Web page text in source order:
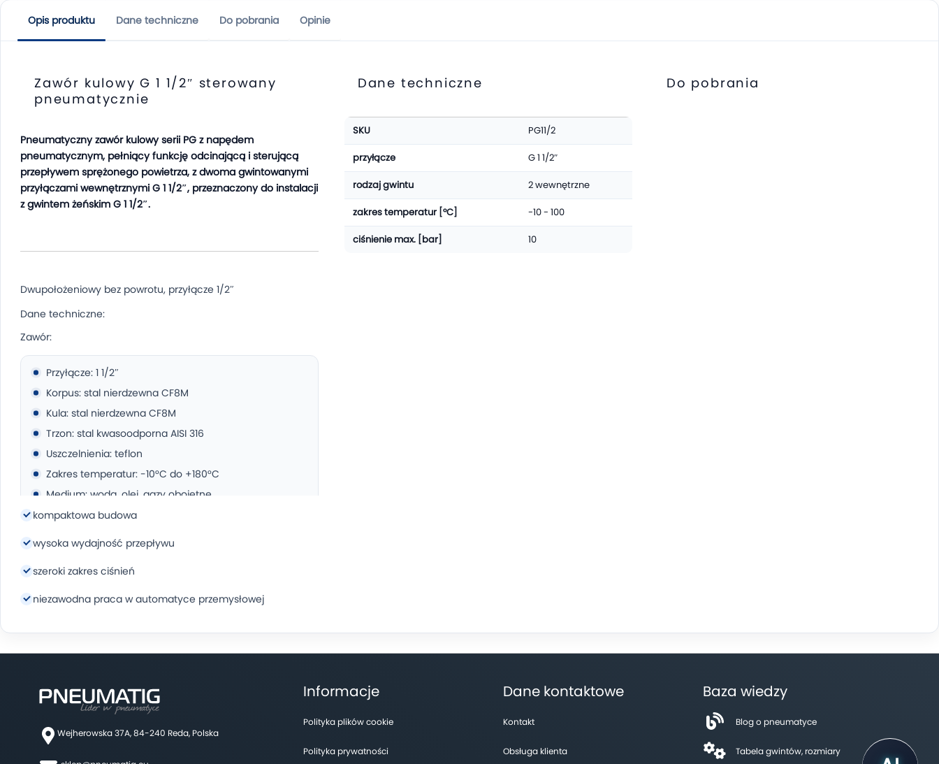
Opis produktu Dane techniczne Do pobrania Opinie
Zawór kulowy G 1 1/2″ sterowany
pneumatycznie
Pneumatyczny zawór kulowy serii PG z napędem
pneumatycznym, pełniący funkcję odcinającą i sterującą
przepływem sprężonego powietrza, z dwoma gwintowanymi
przyłączami wewnętrznymi G 1 1/2″, przeznaczony do instalacji
z gwintem żeńskim G 1 1/2″.
Dwupołożeniowy bez powrotu, przyłącze 1/2″
Dane techniczne:
Zawór:
Przyłącze: 1 1/2″
Korpus: stal nierdzewna CF8M
Kula: stal nierdzewna CF8M
Trzon: stal kwasoodporna AISI 316
Uszczelnienia: teflon
Zakres temperatur: -10°C do +180°C
Medium: woda, olej, gazy obojętne
Korpus: aluminium anodyzowane
Drążek: stal węglowa niklowana
Uszczelnienia: NBR
Ciśnienie max: 10 bar
Kąt roboczy: 90° (regulacja ±5°)
Sterowanie: porty gwintowane, możliwość
zastosowania zaworu NAMUR
kompaktowa budowa
wysoka wydajność przepływu
szeroki zakres ciśnień
niezawodna praca w automatyce przemysłowej
Dane techniczne
Więcej
informacji
SKU PG11/2
przyłącze G 1 1/2″
rodzaj gwintu 2 wewnętrzne
zakres temperatur [°C] -10 - 100
ciśnienie max. [bar] 10
Do pobrania
Wejherowska 37A, 84-240 Reda, Polska
Informacje
Polityka plików cookie
Polityka prywatności
Dane kontaktowe
Kontakt
Obsługa klienta
Baza wiedzy
Blog o pneumatyce
Tabela gwintów, rozmiary